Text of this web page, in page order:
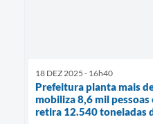
18 DEZ 2025 - 16h40
Prefeitura planta mais
mobiliza 8,6 mil
retira 12.540 toneladas